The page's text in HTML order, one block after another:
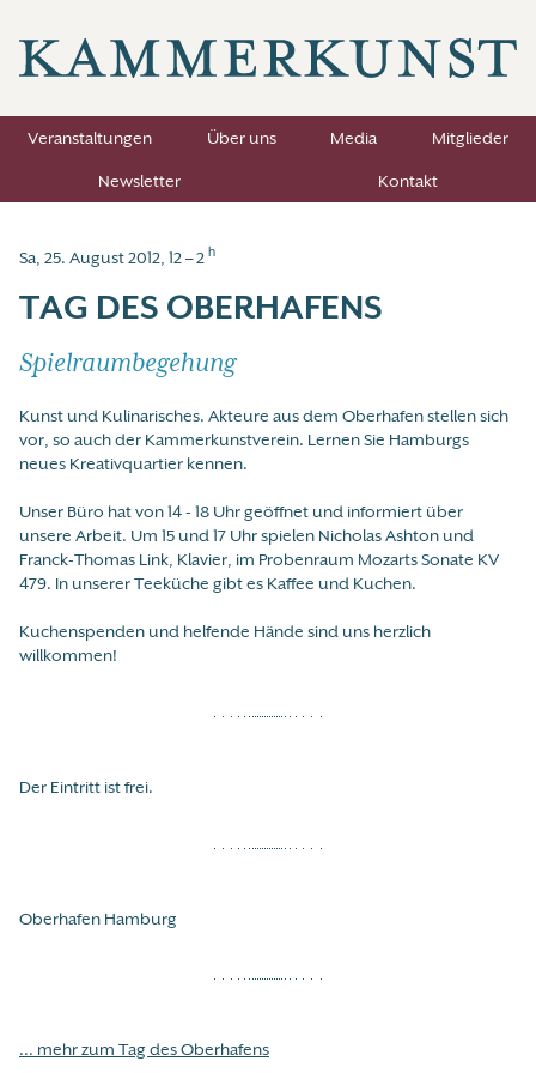
Veranstaltungen Über uns Media
Mitglieder
Newsletter
Kontakt
Sa, 25. August 2012, 12 – 2 h
TAG DES OBERHAFENS
Spielraumbegehung
Kunst und Kulinarisches. Akteure aus dem Oberhafen stellen sich
vor, so auch der Kammerkunstverein. Lernen Sie Hamburgs
neues Kreativquartier kennen.
Unser Büro hat von 14 - 18 Uhr geöffnet und informiert über
unsere Arbeit. Um 15 und 17 Uhr spielen Nicholas Ashton und
Franck-Thomas Link, Klavier, im Probenraum Mozarts Sonate KV
479. In unserer Teeküche gibt es Kaffee und Kuchen.
Kuchenspenden und helfende Hände sind uns herzlich
willkommen!
Der Eintritt ist frei.
Oberhafen Hamburg
... mehr zum Tag des Oberhafens